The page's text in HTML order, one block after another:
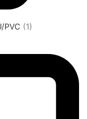
PVC (1)